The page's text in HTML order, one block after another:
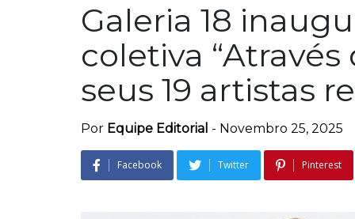
Galeria 18
coletiva
seus 19 artistas
Por Equipe Editorial - Novembro 25, 2025
Facebook Twitter Pinterest